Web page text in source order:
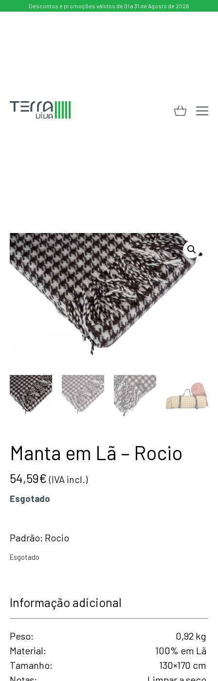
Descontos e promoções válidos de 01 a 31 de Agosto de 2026
Manta em Lã – Rocio
54,59€ (IVA incl.)
Esgotado
Padrão: Rocio
Esgotado
Informação adicional
Peso
0,92 kg
Material
100% em Lã
Tamanho
130×170 cm